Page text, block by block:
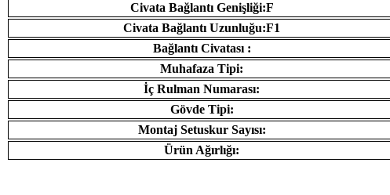
Civata Bağlantı Genişliği:F
Civata Bağlantı Uzunluğu:F1
Bağlantı Civatası :
Muhafaza Tipi:
İç Rulman Numarası:
Gövde Tipi:
Montaj Setuskur Sayısı:
Ürün Ağırlığı: